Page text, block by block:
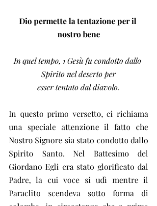
Dio permette la tentazione per il
nostro bene
In quel tempo, 1 Gesù fu condotto dallo
Spirito nel deserto per
esser tentato dal diavolo.
In questo primo versetto, ci richiama
una speciale attenzione il fatto che
Nostro Signore sia stato condotto dallo
Spirito Santo. Nel Battesimo del
Giordano Egli era stato glorificato dal
Padre, la cui voce si udì mentre il
Paraclito scendeva sotto forma di